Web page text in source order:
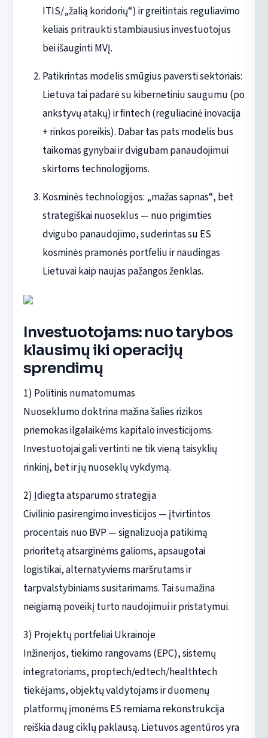
ITIS/„žalią koridorių“) ir greitintais reguliavimo
keliais pritraukti stambiausius investuotojus
bei išauginti MVĮ.
Patikrintas modelis smūgius paversti sektoriais:
Lietuva tai padarė su kibernetiniu saugumu (po
ankstyvų atakų) ir fintech (reguliacinė inovacija
+ rinkos poreikis). Dabar tas pats modelis bus
taikomas gynybai ir dvigubam panaudojimui
skirtoms technologijoms.
Kosminės technologijos: „mažas sapnas“, bet
strategiškai nuoseklus — nuo prigimties
dvigubo panaudojimo, suderintas su ES
kosminės pramonės portfeliu ir naudingas
Lietuvai kaip naujas pažangos ženklas.
Investuotojams: nuo tarybos
klausimų iki operacijų
sprendimų
1) Politinis numatomumas
Nuoseklumo doktrina mažina šalies rizikos
priemokas ilgalaikėms kapitalo investicijoms.
Investuotojai gali vertinti ne tik vieną taisyklių
rinkinį, bet ir jų nuoseklų vykdymą.
2) Įdiegta atsparumo strategija
Civilinio pasirengimo investicijos — įtvirtintos
procentais nuo BVP — signalizuoja patikimą
prioritetą atsarginėms galioms, apsaugotai
logistikai, alternatyviems maršrutams ir
tarpvalstybiniams susitarimams. Tai sumažina
neigiamą poveikį turto naudojimui ir pristatymui.
3) Projektų portfeliai Ukrainoje
Inžinerijos, tiekimo rangovams (EPC), sistemų
integratoriams, proptech/edtech/healthtech
tiekėjams, objektų valdytojams ir duomenų
platformų įmonėms ES remiama rekonstrukcija
reiškia daug ciklų paklausą. Lietuvos agentūros yra